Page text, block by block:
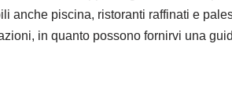
anche piscina, ristoranti raffinati e
in quanto possono fornirvi una